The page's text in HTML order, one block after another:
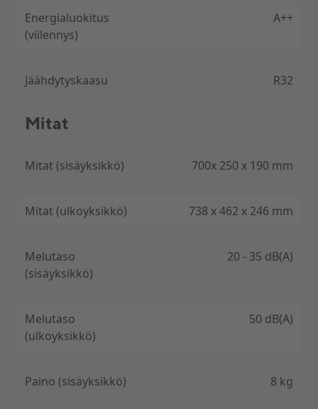
asukohas.
Väga vaikne sisemoodul (alates 20 dB) ja kõigest 70
Skadi mudelil on kaugjuhtimispult iFeel, ECO,
öörežiimi ja automaatse puhastuse funktsioonidega.
Energialuokitus
(viilennys)
A++
Jäähdytyskaasu R32
Mitat
Mitat (sisäyksikkö) 700х 250 х 190 mm
Mitat (ulkoyksikkö) 738 х 462 х 246 mm
Melutaso
(sisäyksikkö)
20 - 35 dB(A)
Melutaso
(ulkoyksikkö)
50 dB(A)
Paino (sisäyksikkö) 8 kg